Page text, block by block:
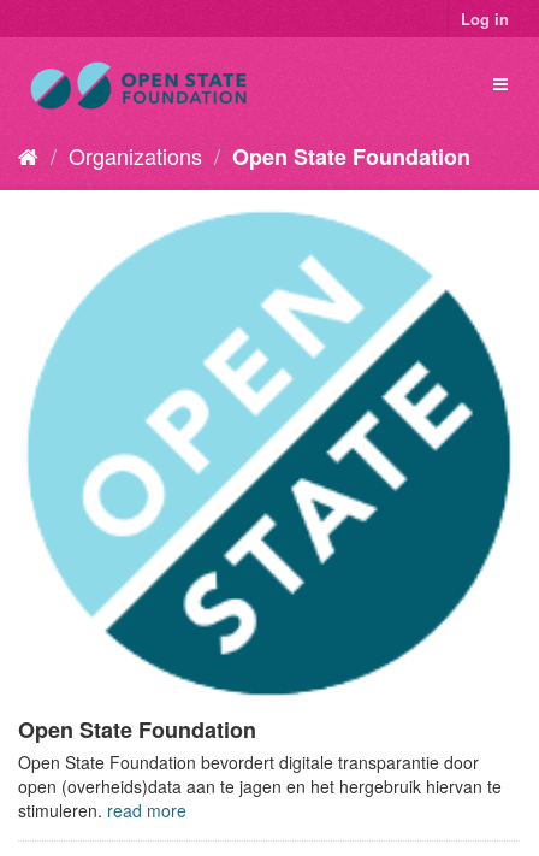
Log in
Organizations Open State Foundation
Open State Foundation
Open State Foundation bevordert digitale transparantie door
open (overheids)data aan te jagen en het hergebruik hiervan te
stimuleren. read more